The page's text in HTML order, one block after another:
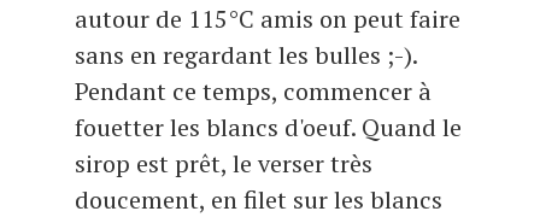
autour de 115°C amis on peut faire
sans en regardant les bulles ;-).
Pendant ce temps, commencer à
fouetter les blancs d'oeuf. Quand le
sirop est prêt, le verser très
doucement, en filet sur les blancs